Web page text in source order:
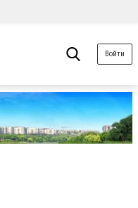
Войти